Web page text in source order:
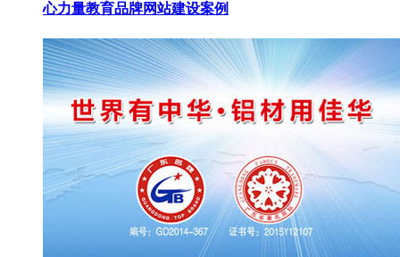
心力量教育品牌网站建设案例